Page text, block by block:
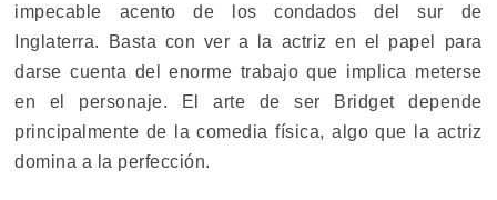
impecable acento de los condados del sur de
Inglaterra. Basta con ver a la actriz en el papel para
darse cuenta del enorme trabajo que implica meterse
en el personaje. El arte de ser Bridget depende
principalmente de la comedia física, algo que la actriz
domina a la perfección.